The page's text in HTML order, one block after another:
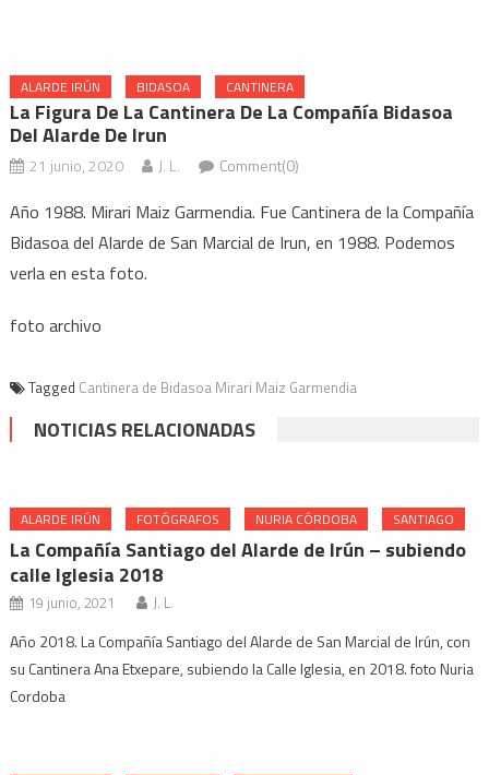
ALARDE IRÚN BIDASOA CANTINERA
La Figura De La Cantinera De La Compañía Bidasoa
Del Alarde De Irun
21 junio, 2020 J. L. Comment(0)
Año 1988. Mirari Maiz Garmendia. Fue Cantinera de la Compañía
Bidasoa del Alarde de San Marcial de Irun, en 1988. Podemos
verla en esta foto.
foto archivo
Tagged Cantinera de Bidasoa Mirari Maiz Garmendia
NOTICIAS RELACIONADAS
ALARDE IRÚN FOTÓGRAFOS NURIA CÓRDOBA SANTIAGO
La Compañía Santiago del Alarde de Irún – subiendo
calle Iglesia 2018
19 junio, 2021 J. L.
Año 2018. La Compañía Santiago del Alarde de San Marcial de Irún, con
su Cantinera Ana Etxepare, subiendo la Calle Iglesia, en 2018. foto Nuria
Cordoba